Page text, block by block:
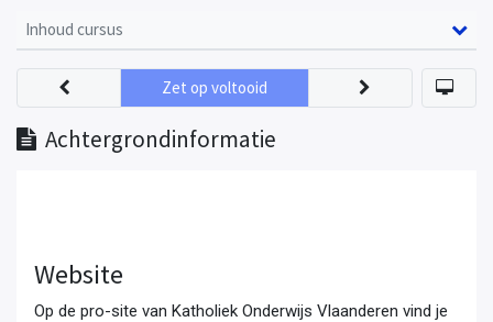
Inhoud cursus
Achtergrondinformatie
Zet op voltooid
Website
Op de pro-site van Katholiek Onderwijs Vlaanderen vind je